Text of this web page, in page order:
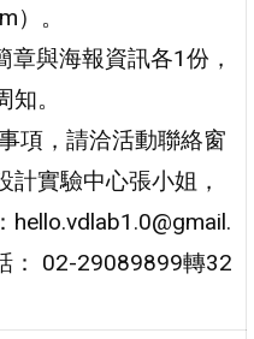
）。
章與海報資訊各1份，
。
項，請洽活動聯絡窗
計實驗中心張小姐，
hello.vdlab1.0@gmail.
： 02-29089899轉32